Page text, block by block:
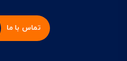
تماس با ما